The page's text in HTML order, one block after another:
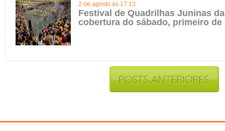
2 de agosto às 17:13
Festival de Quadrilhas Juninas
cobertura do sábado, primeiro de